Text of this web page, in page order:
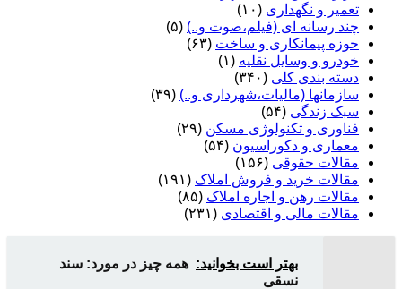
تعمیر و نگهداری (۱۰)
چند رسانه ای (فیلم،صوت و..) (۵)
حوزه پیمانکاری و ساخت (۶۳)
خودرو و وسایل نقلیه (۱)
دسته بندی کلی (۳۴۰)
سازمانها (مالیات،شهرداری و..) (۳۹)
سبک زندگی (۵۴)
فناوری و تکنولوژی مسکن (۲۹)
معماری و دکوراسیون (۵۴)
مقالات حقوقی (۱۵۶)
مقالات خرید و فروش املاک (۱۹۱)
مقالات رهن و اجاره املاک (۸۵)
مقالات مالی و اقتصادی (۲۳۱)
بهتر است بخوانید: همه چیز در مورد: سند
نسقی